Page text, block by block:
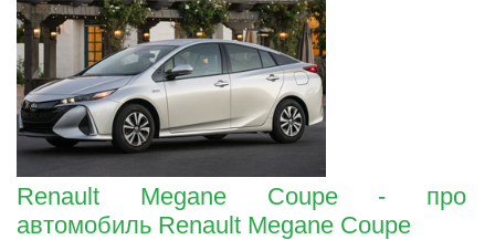
Renault Megane Coupe - про
автомобиль Renault Megane Coupe